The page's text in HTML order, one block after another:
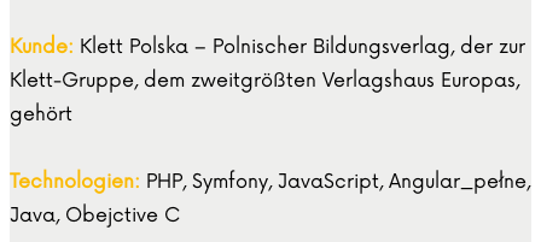
Kunde: Klett Polska – Polnischer Bildungsverlag, der zur
Klett-Gruppe, dem zweitgrößten Verlagshaus Europas,
gehört
Technologien: PHP, Symfony, JavaScript, Angular_pełne,
Java, Obejctive C